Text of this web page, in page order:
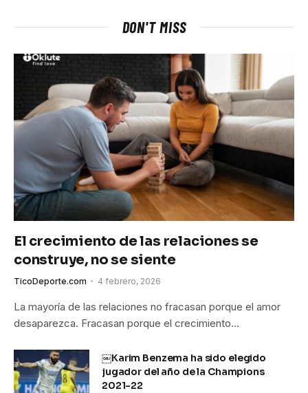
DON'T MISS
El crecimiento de las relaciones se
construye, no se siente
TicoDeporte.com 4 febrero, 2026
La mayoría de las relaciones no fracasan porque el amor
desaparezca. Fracasan porque el crecimiento…
￼Karim Benzema ha sido elegido
jugador del año de la Champions
2021-22